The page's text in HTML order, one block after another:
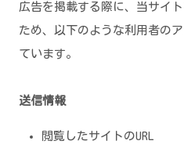
広告を掲載する際に、当サイ
ため、以下のような利用者の
ています。
送信情報
閲覧したサイトのURL